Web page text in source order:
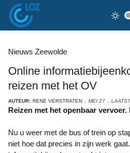
Nieuws Zeewolde
Online
reizen met het OV
AUTEUR: RENE VERSTRATEN MEI 27
Reizen met het openbaar
Nu u weer met de bus of trein op
niet hoe dat precies in zijn werk